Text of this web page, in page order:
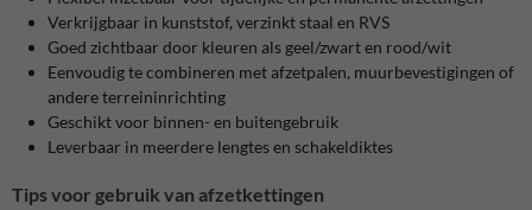
Verkrijgbaar in kunststof, verzinkt staal en RVS
Goed zichtbaar door kleuren als geel/zwart en rood/wit
Eenvoudig te combineren met afzetpalen, muurbevestigingen of
andere terreininrichting
Geschikt voor binnen- en buitengebruik
Leverbaar in meerdere lengtes en schakeldiktes
Tips voor gebruik van afzetkettingen